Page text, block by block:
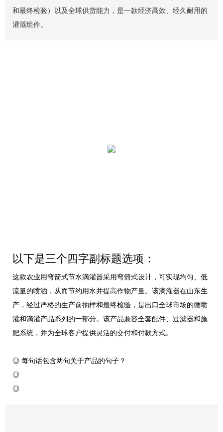
和最终检验）以及全球供货能力，是一款经济高效、经久耐用的
灌溉组件。
以下是三个四字副标题选项：
这款农业用弯箭式节水滴灌器采用弯箭式设计，可实现均匀、低
流量的喷洒，从而节约用水并提高作物产量。该滴灌器在山东生
产，经过严格的生产前抽样和最终检验，是出口全球市场的微喷
灌和滴灌产品系列的一部分。该产品兼容全套配件、过滤器和施
肥系统，并为全球客户提供灵活的交付和付款方式。
◎ 每句话包含两句关于产品的句子？
◎
◎